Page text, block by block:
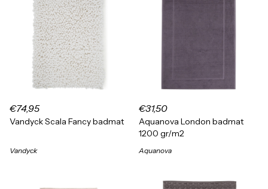
€74,95
Vandyck Scala Fancy badmat
Vandyck
€31,50
Aquanova London badmat
1200 gr/m2
Aquanova